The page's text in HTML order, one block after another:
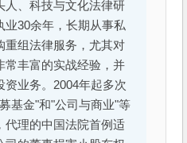
人、科技与文化法律研
业30余年，长期从事私
重组法律服务，尤其对
常丰富的实战经验，并
资业务。2004年起多次
基金"和"公司与商业"等
代理的中国法院首例适